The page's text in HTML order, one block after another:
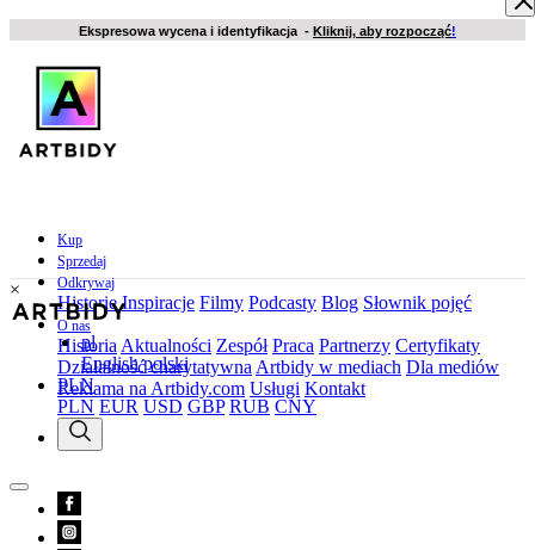
Ekspresowa wycena i identyfikacja - Kliknij, aby rozpocząć!
Kup
Sprzedaj
Odkrywaj
Historie Inspiracje Filmy Podcasty Blog Słownik pojęć
O nas
Historia Aktualności Zespół Praca Partnerzy Certyfikaty
Działalność charytatywna Artbidy w mediach Dla mediów
Reklama na Artbidy.com Usługi Kontakt
×
pl
Englishpolski
PLN
PLN EUR USD GBP RUB CNY